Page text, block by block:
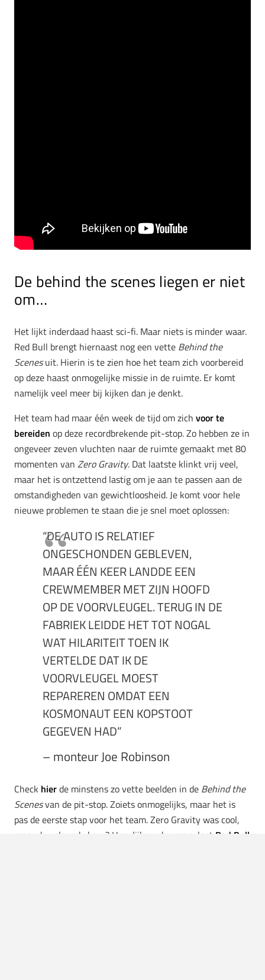
De behind the scenes liegen er niet
om…
Het lijkt inderdaad haast sci-fi. Maar niets is minder waar.
Red Bull brengt hiernaast nog een vette Behind the
Scenesuit. Hierin is te zien hoe het team zich voorbereid
op deze haast onmogelijke missie in de ruimte. Er komt
namelijk veel meer bij kijken dan je denkt.
Het team had maar één week de tijd om zich voor te
bereiden op deze recordbrekende pit-stop. Zo hebben ze in
ongeveer zeven vluchten naar de ruimte gemaakt met 80
momenten van Zero Gravity. Dat laatste klinkt vrij veel,
maar het is ontzettend lastig om je aan te passen aan de
omstandigheden van gewichtloosheid. Je komt voor hele
nieuwe problemen te staan die je snel moet oplossen:
“DE AUTO IS RELATIEF
ONGESCHONDEN GEBLEVEN,
MAAR ÉÉN KEER LANDDE EEN
CREWMEMBER MET ZIJN HOOFD
OP DE VOORVLEUGEL. TERUG IN DE
FABRIEK LEIDDE HET TOT NOGAL
WAT HILARITEIT TOEN IK
VERTELDE DAT IK DE
VOORVLEUGEL MOEST
REPAREREN OMDAT EEN
KOSMONAUT EEN KOPSTOOT
GEGEVEN HAD”
– monteur Joe Robinson
Check hierde minstens zo vette beelden in de Behind the
Scenesvan de pit-stop. Zoiets onmogelijks, maar het is
pas de eerste stap voor het team. Zero Gravity was cool,
maar de volgende keer? Hopelijk op de maan, laat Red Bull